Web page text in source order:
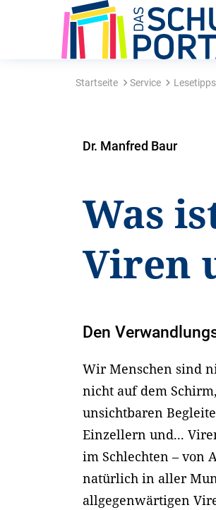
Startseite Service
Dr. Manfred Baur
Was
Viren
Den
Wir Menschen sind
nicht auf dem
unsichtbaren
Einzellern und...
im Schlechten – von
natürlich in aller
allgegenwärtigen